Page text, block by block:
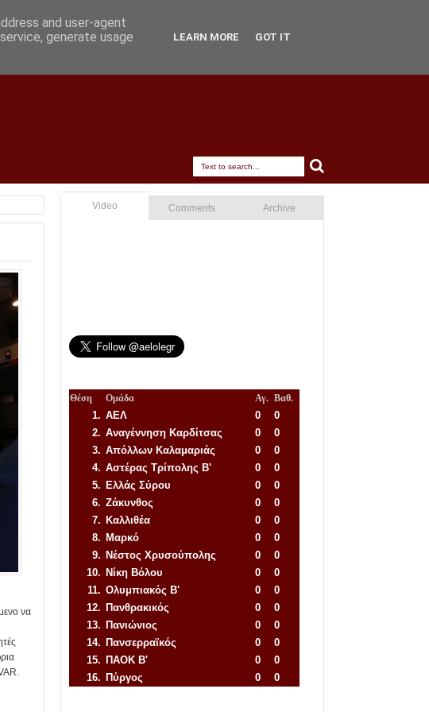
να
Video Comments Archive
Θέση Ομάδα Αγ. Βαθ.
1. ΑΕΛ 0
0
2. Αναγέννηση Καρδίτσας 0
0
3. Απόλλων Καλαμαριάς 0
0
4. Αστέρας Τρίπολης Β' 0
0
5. Ελλάς Σύρου 0
0
6. Ζάκυνθος 0
0
7. Καλλιθέα 0
0
8. Μαρκό 0
0
9. Νέστος Χρυσούπολης 0
0
10. Νίκη Βόλου 0
0
11. Ολυμπιακός Β' 0
0
12. Πανθρακικός 0
0
13. Πανιώνιος 0
0
14. Πανσερραϊκός 0
0
15. ΠΑΟΚ Β' 0
0
16. Πύργος 0
0
and user-agent
generate usage
LEARN MORE GOT IT